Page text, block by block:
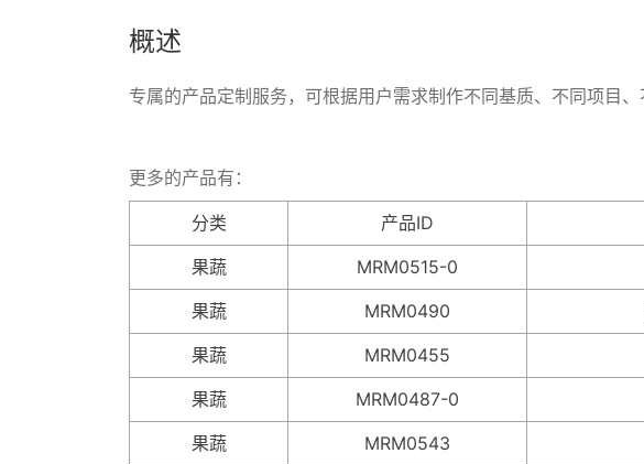
概述
专属的产品定制服务，可根据用户需求制作不同基质、不同项目、
更多的产品有：
分类 产品ID
果蔬
MRM0515-0
果蔬
MRM0490
果蔬
MRM0455
果蔬
MRM0487-0
果蔬
MRM0543